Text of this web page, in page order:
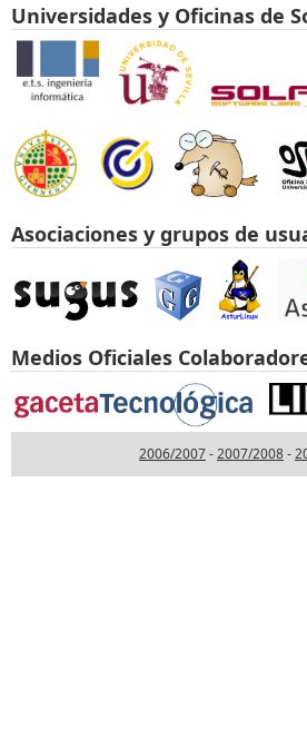
Universidades y Oficinas de
Asociaciones y grupos de
Medios Oficiales
2006/2007-2007/2008-